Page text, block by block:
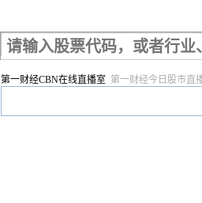
第一财经CBN在线直播室 第一财经今日股市直